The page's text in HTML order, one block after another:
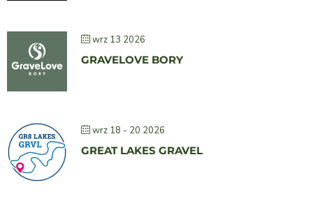
wrz 13 2026
GRAVELOVE BORY
wrz 18 - 20 2026
GREAT LAKES GRAVEL